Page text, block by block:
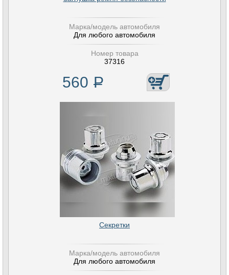
Марка/модель автомобиля
Для любого автомобиля
Номер товара
37316
560 Р
Секретки
Марка/модель автомобиля
Для любого автомобиля